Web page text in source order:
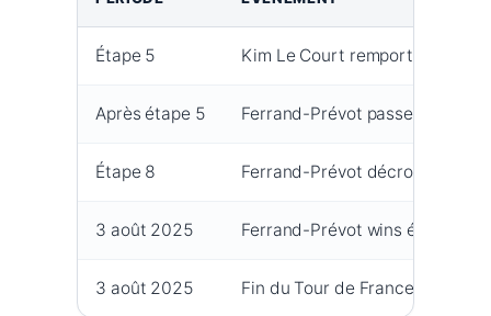
Étape 5 Kim Le Court remporte l’étape
Après étape 5 Ferrand-Prévot passe 2e du
Étape 8 Ferrand-Prévot décroche une
3 août 2025 Ferrand-Prévot wins étape 9
3 août 2025 Fin du Tour de France